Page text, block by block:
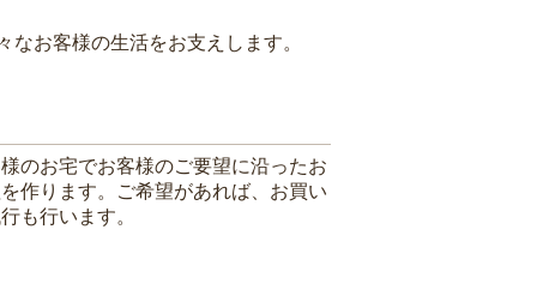
お客様の生活をお支えします。
のお宅でお客様のご要望に沿ったお
作ります。ご希望があれば、お買い
も行います。